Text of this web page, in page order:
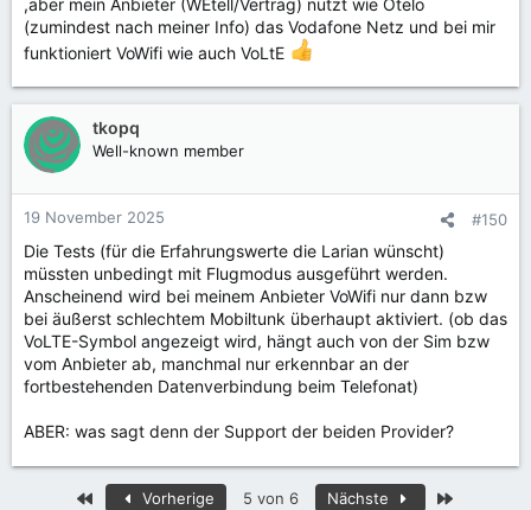
(zumindest nach meiner Info) das Vodafone Netz und bei mir
funktioniert VoWifi wie auch VoLtE
tkopq
Well-known member
19 November 2025 #150
Die Tests (für die Erfahrungswerte die Larian wünscht)
müssten unbedingt mit Flugmodus ausgeführt werden.
Anscheinend wird bei meinem Anbieter VoWifi nur dann bzw
bei äußerst schlechtem Mobiltunk überhaupt aktiviert. (ob das
VoLTE-Symbol angezeigt wird, hängt auch von der Sim bzw
vom Anbieter ab, manchmal nur erkennbar an der
fortbestehenden Datenverbindung beim Telefonat)
ABER: was sagt denn der Support der beiden Provider?
Erste Vorherige 5 von 6 Nächste